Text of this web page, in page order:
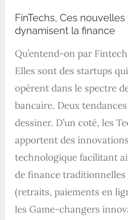
FinTechs, Ces
dynamisent la finance
Qu’entend-on par
Elles sont des startups
opèrent dans le spectre
bancaire. Deux
dessiner. D’un coté, les
apportent des
technologique facilitant
de finance
(retraits, paiements en
les Game-changers